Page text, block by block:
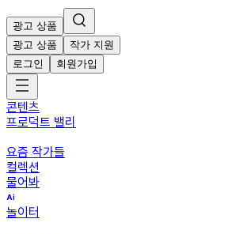
광고 상품
광고 상품
작가 지원
로그인
회원가입
콘텐츠
프로덕트 밸리
요즘 작가들
컬렉션
물어봐
놀이터